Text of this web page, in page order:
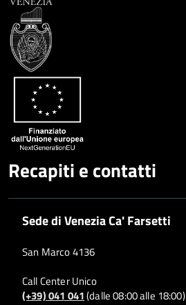
Recapiti e contatti
Sede di Venezia Ca' Farsetti
San Marco 4136
Call Center Unico
(+39) 041 041(dalle 08:00 alle 18:00)